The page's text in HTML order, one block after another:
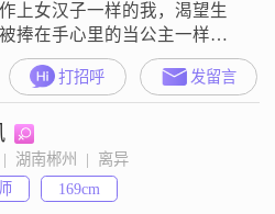
上女汉子一样的我，渴望生
捧在手心里的当公主一样的
，独自奋斗了几年，想起自己
是个女人，在转角处是否遇到
那么一个人愿意真心真诚相
创幸福家园？？
打招呼 发留言
|  湖南郴州  |  离异
169cm